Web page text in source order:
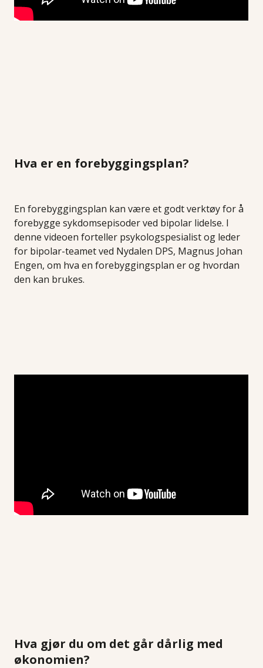
Hva er en forebyggingsplan?
En forebyggingsplan kan være et godt verktøy for å
forebygge sykdomsepisoder ved bipolar lidelse. I
denne videoen forteller psykologspesialist og leder
for bipolar-teamet ved Nydalen DPS, Magnus Johan
Engen, om hva en forebyggingsplan er og hvordan
den kan brukes.
Hva gjør du om det går dårlig med
økonomien?